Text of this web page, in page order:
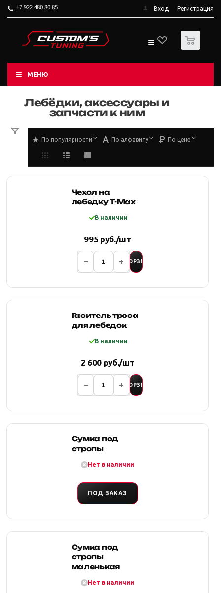
+7 922 480 80 85 Вход Регистрация
0
МЕНЮ
Лебёдки, аксессуары и
запчасти к ним
По популярности По алфавиту По цене
Чехол на
лебедку T-Max
В наличии
995 руб./шт
В КОРЗИНУ
Гаситель троса
для лебедок
В наличии
2 600 руб./шт
В КОРЗИНУ
Сумка под
стропы
Нет в наличии
ПОД ЗАКАЗ
Сумка под
стропы
маленькая
Нет в наличии